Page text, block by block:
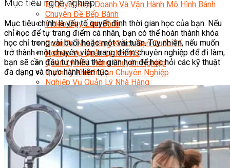
Bí Quyết Kinh Doanh Và Vận Hành Mô Hình Bánh
Chuyên Đề Bếp Bánh
Video Dạy Làm Bánh
Quản Trị NHKS
Quản Trị Nhà Hàng Khách Sạn Quốc Tế
Nghiệp Vụ Quản Lý NH-KS
Quản Lý Nhà Hàng Chuyên Nghiệp
Quản Lý Khách Sạn Chuyên Nghiệp
Nghiệp Vụ Quản Lý Nhà Hàng
Nghiệp Vụ Lễ Tân Chuyên Nghiệp
Giám Đốc Điều Hành Nhà Hàng
Tiếng Anh Nhà Hàng Khách Sạn
Khởi Sự Kinh Doanh Khách Sạn
Khởi Sự Kinh Doanh Nhà Hàng
Khởi Sự Kinh Doanh Khách Sạn Mini – Homestay –
AirBnB
Kiến Thức & Kỹ Năng Ngành NH – KS
Mục tiêu nghề nghiệp
Mục tiêu chính là yếu tố quyết định thời gian học của bạn. Nếu
chỉ học để tự trang điểm cá nhân, bạn có thể hoàn thành khóa
học chỉ trong vài buổi hoặc một vài tuần. Tuy nhiên, nếu muốn
trở thành một chuyên viên trang điểm chuyên nghiệp để đi làm,
bạn sẽ cần đầu tư nhiều thời gian hơn để học hỏi các kỹ thuật
đa dạng và thực hành liên tục.